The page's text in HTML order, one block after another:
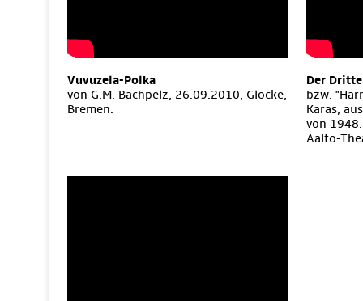
Vuvuzela-Polka
von G.M. Bachpelz, 26.09.2010, Glocke,
Bremen.
Der
bzw.
Karas,
von
Aalto-